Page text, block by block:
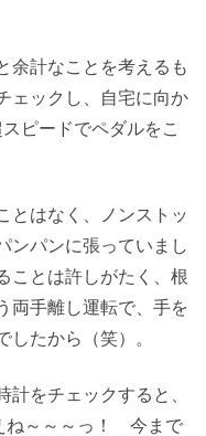
余計なことを考えるも
ェックし、自宅に向か
ピードでペダルをこ
とはなく、ノンストッ
ンパンに張っていまし
ことは許しがたく、根
両手離し運転で、手を
たから（笑）。
をチェックすると、
～～～っ！ 今まで